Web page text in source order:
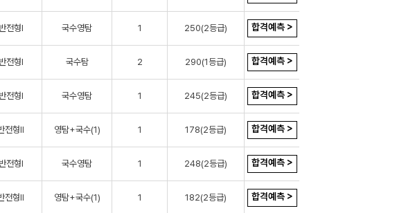
전형Ⅰ 국수영탐 1 250(2등급) 합격예측 >
전형Ⅰ 국수탐 2 290(1등급) 합격예측 >
전형Ⅰ 국수영탐 1 245(2등급) 합격예측 >
전형Ⅱ 영탐+국수(1) 1 178(2등급) 합격예측 >
전형Ⅰ 국수영탐 1 248(2등급) 합격예측 >
전형Ⅱ 영탐+국수(1) 1 182(2등급) 합격예측 >